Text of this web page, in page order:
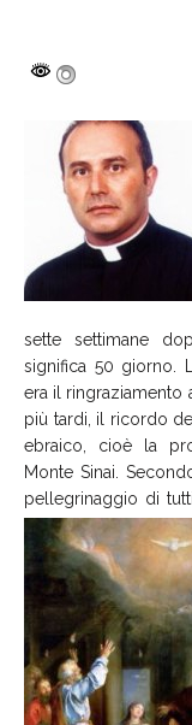
sette settimane
significa 50 giorno.
era il ringraziamento
più tardi, il ricordo
ebraico, cioè la
Monte Sinai.
pellegrinaggio di